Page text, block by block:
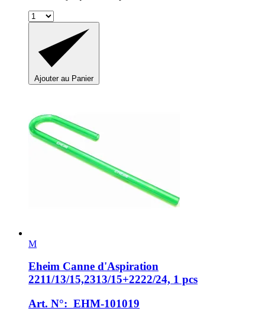
Ajouter au Panier
M
Eheim Canne d'Aspiration
2211/13/15,2313/15+2222/24, 1 pcs
Art. N°: EHM-101019